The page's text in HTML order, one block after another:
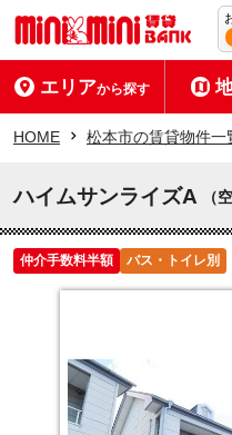
エリアから探す
HOME 松本市の賃貸物件一
ハイムサンライズA （
仲介手数料半額 バス・トイレ別